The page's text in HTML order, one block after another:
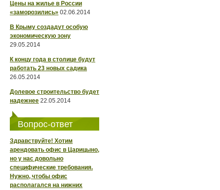
Цены на жилье в России
«заморозились» 02.06.2014
В Крыму создадут особую
экономическую зону
29.05.2014
К концу года в столице будут
работать 23 новых садика
26.05.2014
Долевое строительство будет
надежнее 22.05.2014
Вопрос-ответ
Здравствуйте! Хотим
арендовать офис в Царицыно,
но у нас довольно
специфические требования.
Нужно, чтобы офис
располагался на нижних